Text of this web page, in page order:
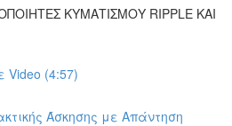
ΚΥΜΑΤΙΣΜΟΥ RIPPLE ΚΑΙ
(4:57)
Άσκησης με Απάντηση